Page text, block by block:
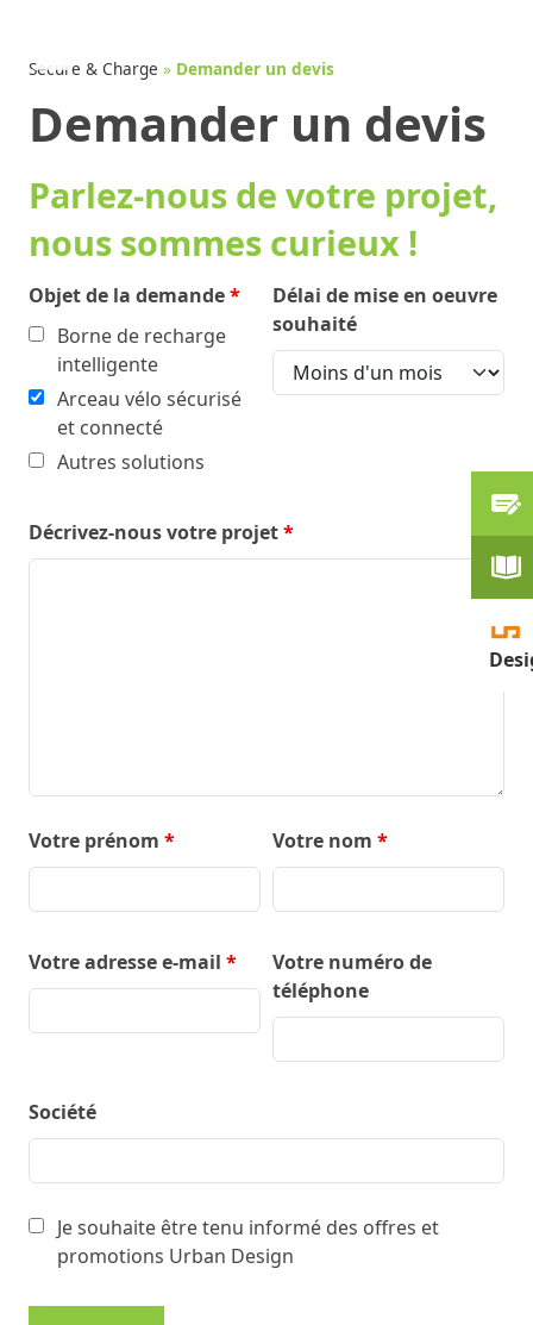
contenu
Secure & Charge » Demander un devis
Demander un devis
Parlez-nous de votre projet,
nous sommes curieux !
Objet de la demande*
Borne de recharge
intelligente
Arceau vélo sécurisé
et connecté
Autres solutions
Délai de mise en oeuvre
souhaité
Décrivez-nous votre projet*
Votre prénom * Votre nom*
Votre adresse e-mail *
Votre numéro de
téléphone
Société
Je souhaite être tenu informé des offres et
promotions Urban Design